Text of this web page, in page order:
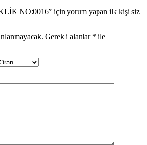
NO:0016” için yorum yapan ilk kişi siz
Gerekli alanlar * ile